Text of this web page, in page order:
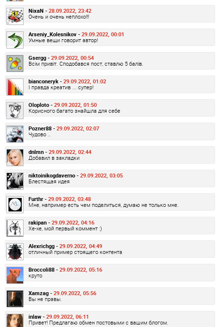
NixaN - 28.09.2022, 23:42
Очень и очень неплохо!!!
Arseniy_Kolesnikov - 29.09.2022, 00:01
Умные вещи говорит автор!
Gsergg - 29.09.2022, 00:54
Всім привіт. Сподобався пост, ставлю 5 балів.
bianconeryk - 29.09.2022, 01:02
І правда креатив ... супер!
Oloploto - 29.09.2022, 01:50
Корисного багато знайшла для себе
Pozner88 - 29.09.2022, 02:07
Чудово ..
dnlmn - 29.09.2022, 02:44
Добавил в закладки
niktoinikogdaverno - 29.09.2022, 03:05
Блестящая идея
Furthr - 29.09.2022, 03:48
Мне, например есть чем поделиться, думаю не только мне.
rakipan - 29.09.2022, 04:16
Хе-хе, мой первый коммент :)
Alexrichgg - 29.09.2022, 04:49
отличный пример стоящего контента
Broccoli88 - 29.09.2022, 05:16
круто
Xamzag - 29.09.2022, 05:56
Вы не правы.
inlaw - 29.09.2022, 06:11
Привет! Предлагаю обмен постовыми с вашим блогом.